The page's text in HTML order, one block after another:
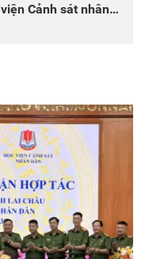
Cảnh sát nhân